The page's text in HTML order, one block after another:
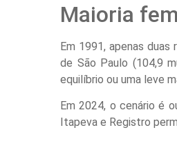
Maioria
Em 1991, apenas
de São Paulo (104,9
equilíbrio ou uma leve
Em 2024, o cenário é
Itapeva e Registro